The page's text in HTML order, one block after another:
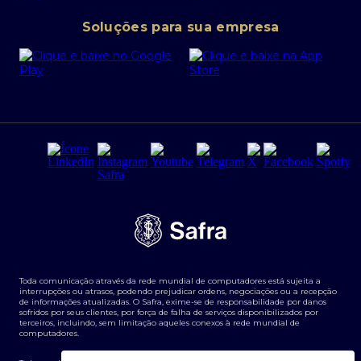
Portal da Privacidade
PRSAC
Regras e Parâmetros de Atuação Banco Safra
Segurança da Informação
Tarifas e serviços Pessoa Física
Transparência de remuneração
Termos e Condições para Portabilidade de Investimento
Cartão Safra Empresas
Empréstimo e financiamentos PJ
Derivativos
Agronegócios
Soluções para sua empresa
Toda comunicação através da rede mundial de computadores está sujeita a
interrupções ou atrasos, podendo prejudicar ordens, negociações ou a recepção
de informações atualizadas. O Safra, exime-se de responsabilidade por danos
sofridos por seus clientes, por força de falha de serviços disponibilizados por
terceiros, incluindo, sem limitação aqueles conexos à rede mundial de
computadores.